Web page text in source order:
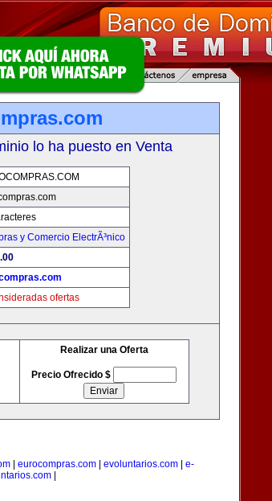
lo ha puesto en Venta
y Comercio ElectrÃ³nico
ofertas
Realizar una Oferta
Precio Ofrecido $
| eurocompras.com| evoluntarios.com| e-